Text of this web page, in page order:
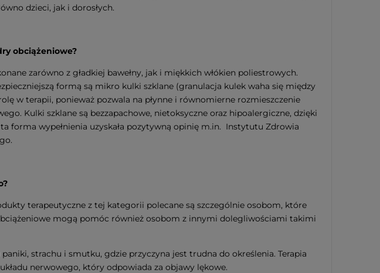
dzieci, jak i dorosłych.
obciążeniowe?
zarówno z gładkiej bawełny, jak i miękkich włókien poliestrowych.
formą są mikro kulki szklane (granulacja kulek waha się między
w terapii, ponieważ pozwala na płynne i równomierne rozmieszczenie
Kulki szklane są bezzapachowe, nietoksyczne oraz hipoalergiczne, dzięki
forma wypełnienia uzyskała pozytywną opinię m.in. Instytutu Zdrowia
terapeutyczne z tej kategorii polecane są szczególnie osobom, które
mogą pomóc również osobom z innymi dolegliwościami takimi
strachu i smutku, gdzie przyczyna jest trudna do określenia. Terapia
nerwowego, który odpowiada za objawy lękowe.